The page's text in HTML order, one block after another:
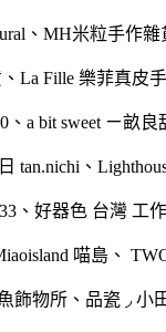
、 MH米粒手作雜
、 La Fille 樂菲真皮
、 a bit sweet ㄧ畝良
tan.nichi 、
、 好器色 台灣 工
喵島、
飾物所 、 品瓷 ◞ 小